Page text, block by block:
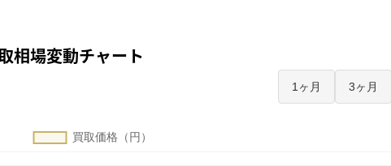
相場変動チャート
1ヶ月 3ヶ月